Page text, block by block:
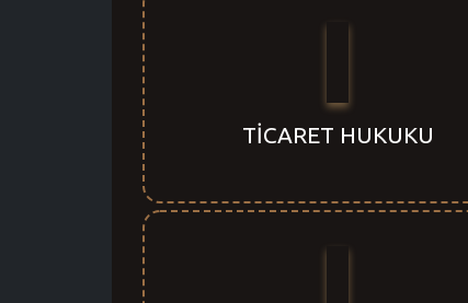
TİCARET HUKUKU